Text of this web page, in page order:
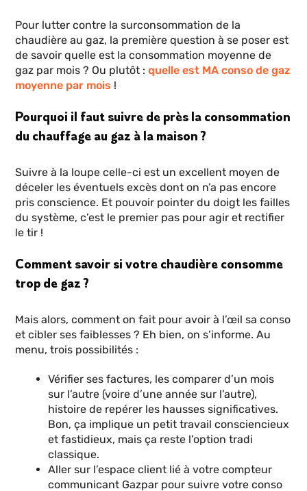
Pour lutter contre la surconsommation de la
chaudière au gaz, la première question à se poser est
de savoir quelle est la consommation moyenne de
gaz par mois ? Ou plutôt :quelle est MA conso de gaz
moyenne par mois !
Pourquoi il faut suivre de près la consommation
du chauffage au gaz à la maison ?
Suivre à la loupe celle-ci est un excellent moyen de
déceler les éventuels excès dont on n’a pas encore
pris conscience. Et pouvoir pointer du doigt les failles
du système, c’est le premier pas pour agir et rectifier
le tir !
Comment savoir si votre chaudière consomme
trop de gaz ?
Mais alors, comment on fait pour avoir à l’œil sa conso
et cibler ses faiblesses ? Eh bien, on s’informe. Au
menu, trois possibilités :
Vérifier ses factures, les comparer d’un mois
sur l’autre (voire d’une année sur l’autre),
histoire de repérer les hausses significatives.
Bon, ça implique un petit travail consciencieux
et fastidieux, mais ça reste l’option tradi
classique.
Aller sur l’espace client lié à votre compteur
communicant Gazpar pour suivre votre conso